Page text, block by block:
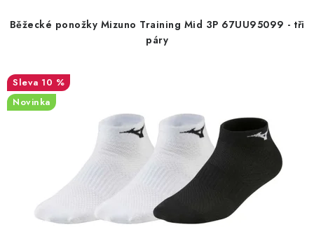
d
t
ů
o
k
t
ů
Běžecké ponožky Mizuno Training Mid 3P 67UU95099 - tři
páry
10 %
Novinka